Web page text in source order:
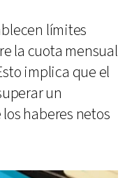
límites
la cuota mensual
implica que el
un
haberes netos